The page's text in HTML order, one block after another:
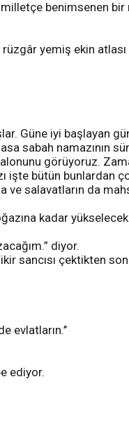
milletçe benimsenen
yemiş ekin atlası
Güne iyi başlayan
sabah namazının
görüyoruz.
işte bütün bunlardan
salavatların da
kadar
diyor.
sancısı çektikten
evlatların.’’
ediyor.